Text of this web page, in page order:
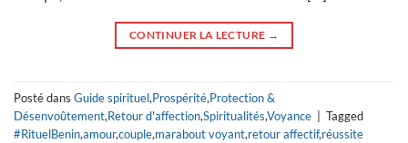
CONTINUER LA LECTURE →
Posté dans Guide spirituel,Prospérité,Protection &
Désenvoûtement,Retour d'affection,Spiritualités,Voyance
Tagged
#RituelBenin,amour,couple,marabout voyant,retour affectif,réussite